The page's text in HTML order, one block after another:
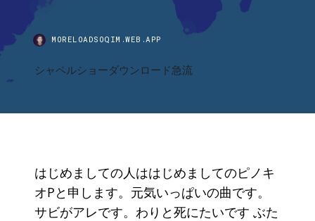
MORELOADSOQIM.WEB.APP
シャペルショーダウンロード急流
はじめましての人ははじめましてのピノキ
オPと申します。元気いっぱいの曲です。
サビがアレです。わりと死にたいです ぶた